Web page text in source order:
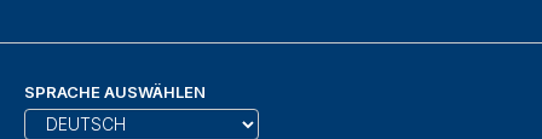
SPRACHE AUSWÄHLEN